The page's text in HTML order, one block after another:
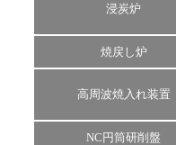
浸炭炉
焼戻し炉
高周波焼入れ装置
NC円筒研削盤